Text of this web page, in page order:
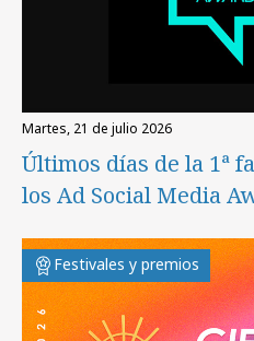
martes, 21 de julio 2026
Últimos días de la 1ª
los Ad Social Media
Festivales y premios